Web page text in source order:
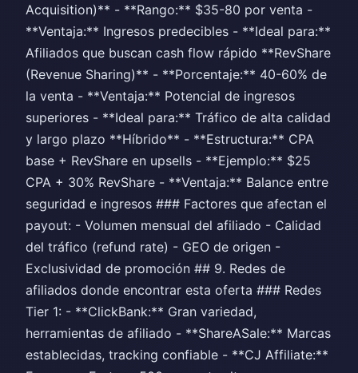
Acquisition)** - **Rango:** $35-80 por venta -
**Ventaja:** Ingresos predecibles - **Ideal para:**
Afiliados que buscan cash flow rápido **RevShare
(Revenue Sharing)** - **Porcentaje:** 40-60% de
la venta - **Ventaja:** Potencial de ingresos
superiores - **Ideal para:** Tráfico de alta calidad
y largo plazo **Híbrido** - **Estructura:** CPA
base + RevShare en upsells - **Ejemplo:** $25
CPA + 30% RevShare - **Ventaja:** Balance entre
seguridad e ingresos ### Factores que afectan el
payout: - Volumen mensual del afiliado - Calidad
del tráfico (refund rate) - GEO de origen -
Exclusividad de promoción ## 9. Redes de
afiliados donde encontrar esta oferta ### Redes
Tier 1: - **ClickBank:** Gran variedad,
herramientas de afiliado - **ShareASale:** Marcas
establecidas, tracking confiable - **CJ Affiliate:**